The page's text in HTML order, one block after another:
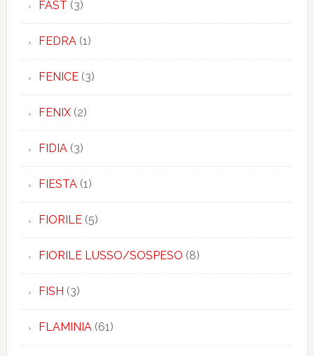
FAST (3)
FEDRA(1)
FENICE(3)
FENIX(2)
FIDIA(3)
FIESTA(1)
FIORILE(5)
FIORILE LUSSO/SOSPESO (8)
FISH (3)
FLAMINIA(61)